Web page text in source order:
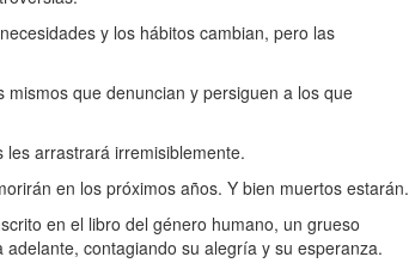
y los hábitos cambian, pero las
que denuncian y persiguen a los que
arrastrará irremisiblemente.
en los próximos años. Y bien muertos estarán.
en el libro del género humano, un grueso
contagiando su alegría y su esperanza.